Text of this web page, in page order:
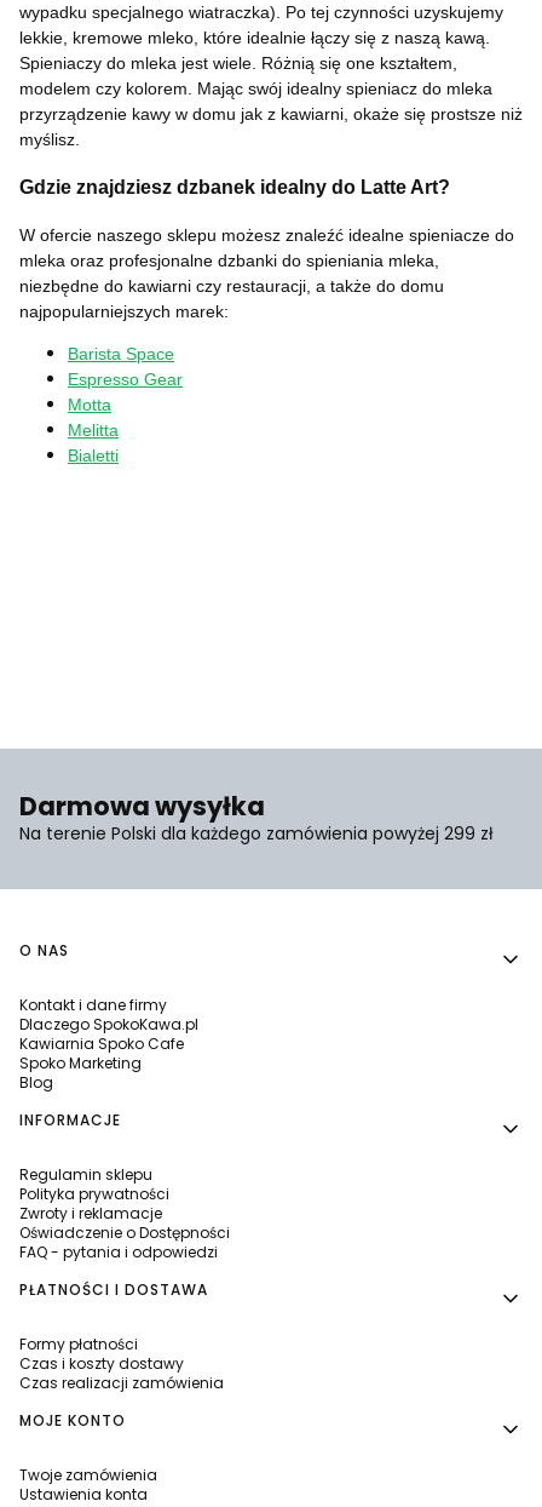
wypadku specjalnego wiatraczka). Po tej czynności uzyskujemy
lekkie, kremowe mleko, które idealnie łączy się z naszą kawą.
Spieniaczy do mleka jest wiele. Różnią się one kształtem,
modelem czy kolorem. Mając swój idealny spieniacz do mleka
przyrządzenie kawy w domu jak z kawiarni, okaże się prostsze niż
myślisz.
Gdzie znajdziesz dzbanek idealny do Latte Art?
W ofercie naszego sklepu możesz znaleźć idealne spieniacze do
mleka oraz profesjonalne dzbanki do spieniania mleka,
niezbędne do kawiarni czy restauracji, a także do domu
najpopularniejszych marek:
Barista Space
Espresso Gear
Motta
Melitta
Bialetti
Darmowa wysyłka
Na terenie Polski dla każdego zamówienia powyżej 299 zł
Linki w stopce
O NAS
Kontakt i dane firmy
Dlaczego SpokoKawa.pl
Kawiarnia Spoko Cafe
Spoko Marketing
Blog
INFORMACJE
Regulamin sklepu
Polityka prywatności
Zwroty i reklamacje
Oświadczenie o Dostępności
FAQ - pytania i odpowiedzi
PŁATNOŚCI I DOSTAWA
Formy płatności
Czas i koszty dostawy
Czas realizacji zamówienia
MOJE KONTO
Twoje zamówienia
Ustawienia konta